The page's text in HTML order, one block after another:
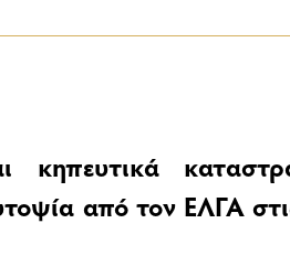
κηπευτικά
από τον ΕΛΓΑ